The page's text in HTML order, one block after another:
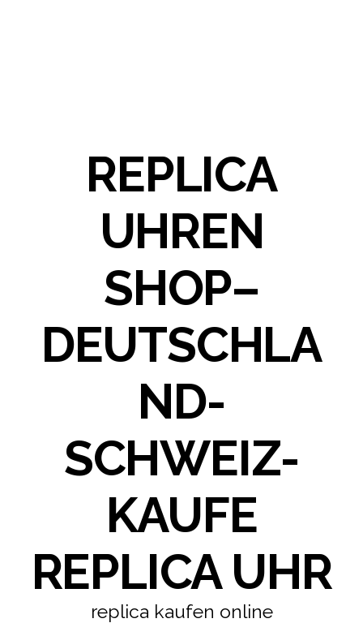
REPLICA
UHREN
SHOP–
DEUTSCHLA
ND-
SCHWEIZ-
KAUFE
REPLICA UHR
replica kaufen online